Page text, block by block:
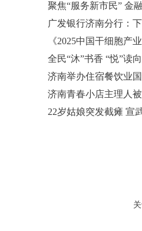
聚焦“服务新市民” 金
广发银行济南分行：
济南举办住宿餐饮业
济南青春小店主理人